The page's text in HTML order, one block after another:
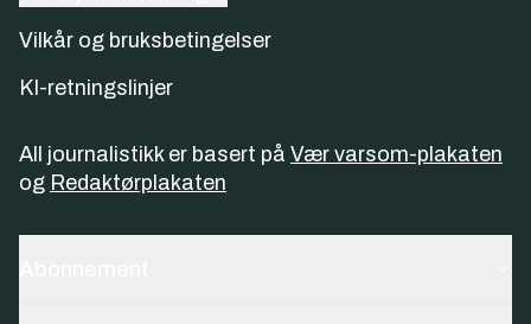
Vilkår og bruksbetingelser
KI-retningslinjer
All journalistikk er basert på Vær varsom-plakaten
og Redaktørplakaten